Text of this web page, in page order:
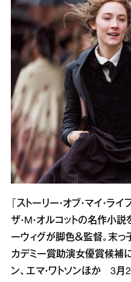
『ストーリー・オブ・マイ・
ザ・M・オルコットの名作小説
ーウィグが脚色＆監督。末っ
カデミー賞助演女優賞候補
ン、エマ・ワトソンほか 3